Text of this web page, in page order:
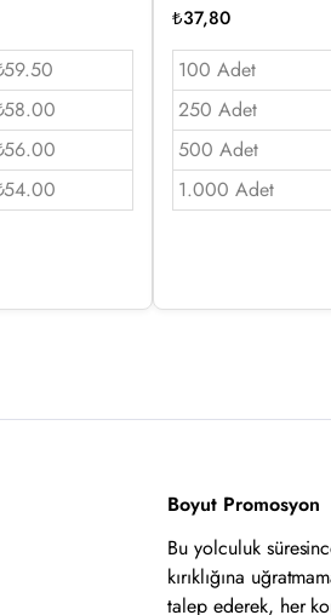
₺37,80
100 Adet
250 Adet
500 Adet
1.000 Adet
Boyut Promosyon
Bu yolculuk
kırıklığına
talep ederek, her